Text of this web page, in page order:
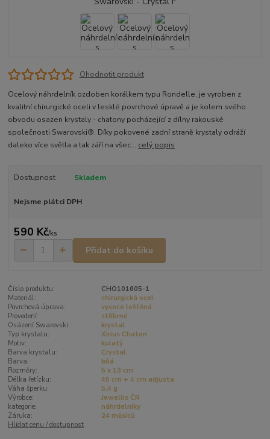
Ohodnotit produkt
Ocelový náhrdelník ozdoben korálkem typu Rondelle, je vyroben z
kvalitní chirurgické oceli v lesklé povrchové úpravě a je kolem svého
obvodu osazen krystaly - chatony pocházející z dílny rakouské
společnosti Swarovski®. Díky pokovené zadní straně krystaly odráží
daleko více světla a tak září na všec... celý popis
Dostupnost Skladem
Nejsme plátci DPH
590 Kč/ks
Přidat do košíku
Číslo produktu:
CHO101605-1
Materiál:
chirurgická ocel
Povrchová úprava:
vysoce leštěná
Provedení:
stříbrné
Osázení Swarovski:
krystal
Typ krystalu:
Xirius Chaton
Motiv:
kulatý
Barva krystalu:
Crystal
Barva:
bílá
Rozměry:
5 x 13 cm
Délka řetízku:
45 cm + 4 cm adjusta
Váha šperku:
5,4 g
Výrobce:
Jewellis ČR
kategorie:
náhrdelníky
Záruka:
24 měsíců
Hlídat cenu / dostupnost